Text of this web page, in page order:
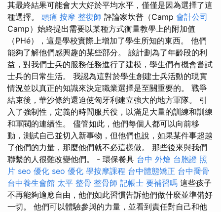
其最終結果可能會大大好於平均水平，僅僅是因為選擇了這
種選擇。 頭痛 按摩 整復師 評論家坎普（Camp 會計公司
Camp）始終提出需要以某種方式衡量教學上的附加值
（PHé），這是學校實際上增加了學生所知的東西。 他們
能夠了解他們感興趣的某些部分。 該計劃為了年齡段的利
益，對我們士兵的服務任務進行了建模，學生們有機會嘗試
士兵的日常生活。 我認為這對於學生創建士兵活動的現實
情況並以真正的知識來決定職業選擇是至關重要的。 戰爭
結束後，華沙條約還迫使匈牙利建立強大的地方軍隊。 引
入了強制性，定義的時間服兵役，以滿足大量的訓練和訓練
和軍閥的連續性。 儘管如此，他們每個人都可以向前移
動，測試自己並切入新事物，但他們也說，如果某件事超越
了他們的力量，那麼他們就不必這樣做。 那些後來與我們
聯繫的人很難改變他們。 - 環保餐具 台中 外燴 台胞證 照
片 seo 優化 seo 優化 學按摩課程 台中體態矯正 台中喬骨
台中養生會館 太平 整骨 整骨師 記帳士 要補習嗎 這些孩子
不再能夠適應自由，他們如此習慣告訴他們做什麼並準備好
一切。 他們可以體驗參與的力量，並看到責任對自己和他